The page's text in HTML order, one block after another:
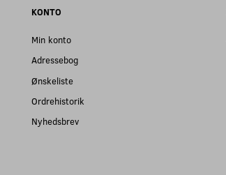
KONTO
Min konto
Adressebog
Ønskeliste
Ordrehistorik
Nyhedsbrev